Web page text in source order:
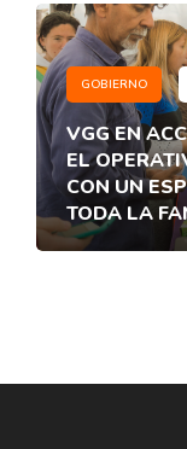
GOBIERNO
VGG EN
EL
CON UN
TODA LA